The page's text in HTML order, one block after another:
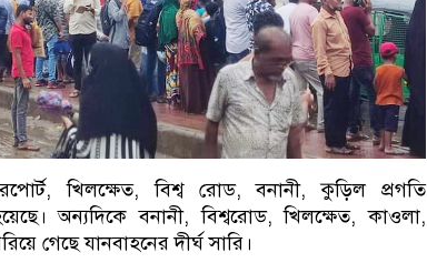
খিলক্ষেত, বিশ্ব রোড, বনানী, কুড়িল প্রগতি
অন্যদিকে বনানী, বিশ্বরোড, খিলক্ষেত, কাওলা,
গেছে যানবাহনের দীর্ঘ সারি।